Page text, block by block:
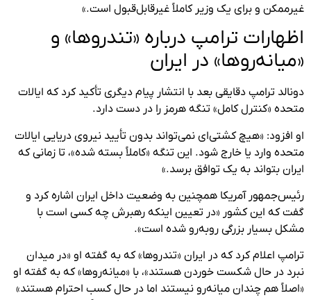
غیرممکن و برای یک وزیر کاملاً غیرقابل‌قبول است.»
اظهارات ترامپ درباره «تندروها» و
«میانه‌روها» در ایران
دونالد ترامپ دقایقی بعد با انتشار پیام دیگری تأکید کرد که ایالات
متحده «کنترل کامل» تنگه هرمز را در دست دارد.
او افزود: «هیچ کشتی‌ای نمی‌تواند بدون تأیید نیروی دریایی ایالات
متحده وارد یا خارج شود. این تنگه «کاملاً بسته شده»، تا زمانی که
ایران بتواند به یک توافق برسد.»
رئیس‌جمهور آمریکا همچنین به وضعیت داخل ایران اشاره کرد و
گفت که این کشور «در تعیین اینکه رهبرش چه کسی است با
مشکل بسیار بزرگی روبه‌رو شده است».
ترامپ اعلام کرد که در ایران «تندروها» که به گفته او «در میدان
نبرد در حال شکست خوردن هستند»، با «میانه‌روها» که به گفته او
«اصلاً هم چندان میانه‌رو نیستند اما در حال کسب احترام هستند»